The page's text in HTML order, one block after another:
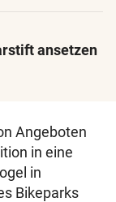
ansetzen
Angeboten
in eine
in
Bikeparks